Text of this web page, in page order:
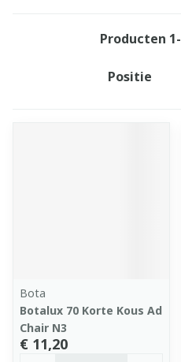
Producten 1-
Sorteer op:
Bota
Botalux 70 Korte Kous Ad
Chair N3
€ 11,20